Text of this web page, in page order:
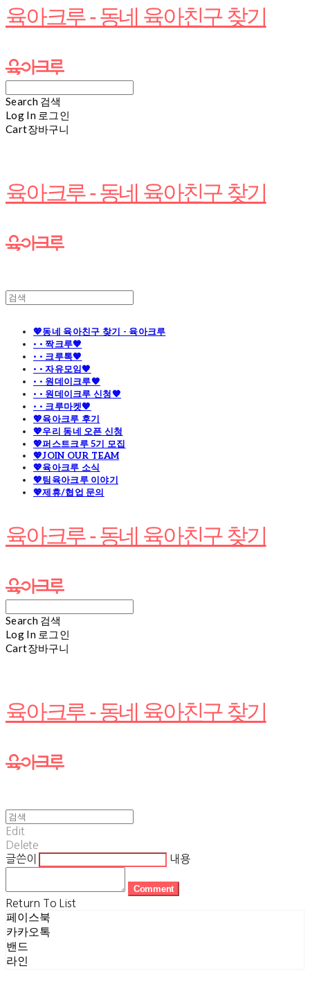
육아크루 - 동네 육아친구 찾기
Search 검색
Log In 로그인
Cart장바구니
육아크루 - 동네 육아친구 찾기
💖동네 육아친구 찾기 - 육아크루
· · 짝크루🧡
· · 크루톡🧡
· · 자유모임🧡
· · 원데이크루🧡
· · 원데이크루 신청🧡
· · 크루마켓🧡
💖육아크루 후기
💖우리 동네 오픈 신청
💖퍼스트크루 5기 모집
💖JOIN OUR TEAM
💖육아크루 소식
💖팀육아크루 이야기
💖제휴/협업 문의
육아크루 - 동네 육아친구 찾기
Search 검색
Log In 로그인
Cart장바구니
육아크루 - 동네 육아친구 찾기
Edit
Delete
글쓴이
내용
Comment
Return To List
페이스북
카카오톡
밴드
라인